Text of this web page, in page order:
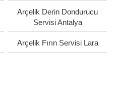
Arçelik Derin Dondurucu
Servisi Antalya
Arçelik Fırın Servisi Lara